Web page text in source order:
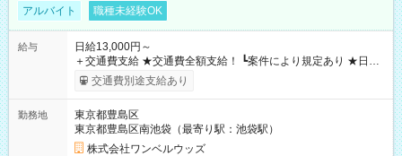
アルバイト 職種未経験OK
給与
日給13,000円～
＋交通費支給 ★交通費全額支給！ ┗案件により規定あり ★日払
いOK！（規定あり） ┗働いたその日に現金GET♪ お仕事後はコ
ンビニATMから 日払い分を引き落とせます！ 【試用期間】試
交通費別途支給あり
勤務地
東京都豊島区
東京都豊島区南池袋（最寄り駅：池袋駅）
株式会社ワンベルウッズ